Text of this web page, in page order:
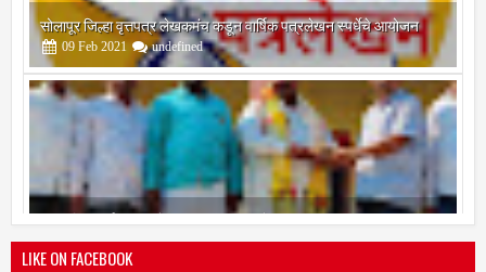
Feb 2021 undefined
श्री मल्लिकार्जुन प्रशालेकडून उमाकांत गाढवे यांचा सत्कार
Mar 2021